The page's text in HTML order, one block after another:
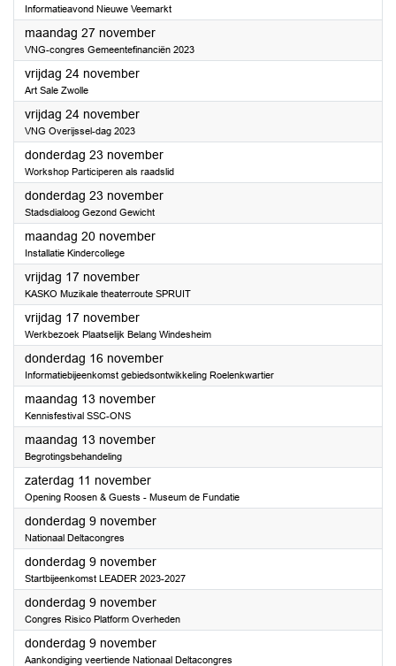
Informatieavond Nieuwe Veemarkt
maandag 27 november2023
VNG-congres Gemeentefinanciën 2023
vrijdag 24 november2023
Art Sale Zwolle
vrijdag 24 november2023
VNG Overijssel-dag 2023
donderdag 23 november2023
Workshop Participeren als raadslid
donderdag 23 november2023
Stadsdialoog Gezond Gewicht
maandag 20 november2023
Installatie Kindercollege
vrijdag 17 november2023
KASKO Muzikale theaterroute SPRUIT
vrijdag 17 november2023
Werkbezoek Plaatselijk Belang Windesheim
donderdag 16 november2023
Informatiebijeenkomst gebiedsontwikkeling Roelenkwartier
maandag 13 november2023
Kennisfestival SSC-ONS
maandag 13 november2023
Begrotingsbehandeling
zaterdag 11 november2023
Opening Roosen & Guests - Museum de Fundatie
donderdag 9 november2023
Nationaal Deltacongres
donderdag 9 november2023
Startbijeenkomst LEADER 2023-2027
donderdag 9 november2023
Congres Risico Platform Overheden
donderdag 9 november2023
Aankondiging veertiende Nationaal Deltacongres